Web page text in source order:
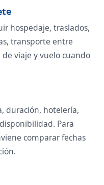
hospedaje, traslados,
transporte entre
viaje y vuelo cuando
duración, hotelería,
Para
comparar fechas